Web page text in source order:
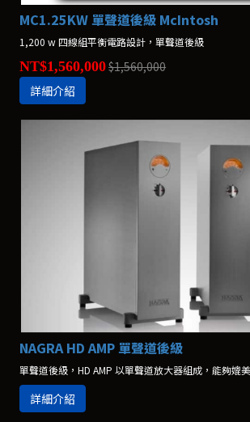
MC1.25KW 單聲道後級 McIntosh
1,200 w 四線組平衡電路設計，單聲道後級
NT$1,560,000$1,560,000
詳細介紹
NAGRA HD AMP 單聲道後級
詳細介紹